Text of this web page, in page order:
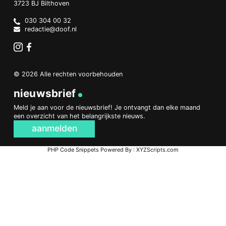
3723 BJ Bilthoven
Netherlands
030 304 00 32
redactie@doof.nl
© 2026 Alle rechten voorbehouden
nieuwsbrief
Meld je aan voor de nieuwsbrief! Je ontvangt dan elke maand
een overzicht van het belangrijkste nieuws.
aanmelden
PHP Code Snippets Powered By : XYZScripts.com